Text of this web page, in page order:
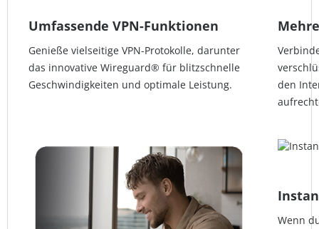
Umfassende VPN-Funktionen
Genieße vielseitige VPN-Protokolle, darunter
das innovative Wireguard® für blitzschnelle
Geschwindigkeiten und optimale Leistung.
den
Wenn